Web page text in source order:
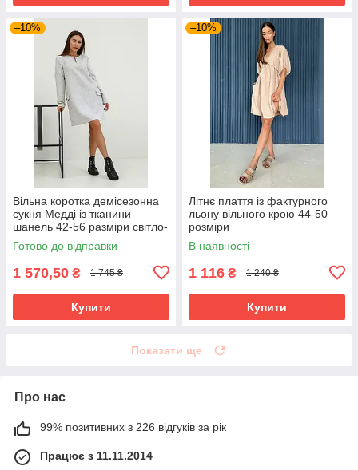
–10%
Вільна коротка демісезонна
сукня Медді із тканини
шанель 42-56 разміри світло-
сіра
Готово до відправки
1 570,50 ₴ 1 745 ₴
Купити
–10%
Літнє плаття із фактурного
льону вільного крою 44-50
розміри
В наявності
1 116 ₴ 1 240 ₴
Купити
Показати ще
Про нас
99% позитивних з 226 відгуків за рік
Працює з 11.11.2014